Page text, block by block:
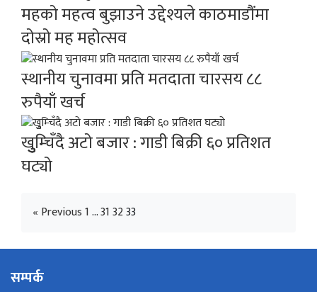
महको महत्व बुझाउने उद्देश्यले काठमाडौंमा
दोस्रो मह महोत्सव
स्थानीय चुनावमा प्रति मतदाता चारसय ८८
रुपैयाँ खर्च
खुुुुम्चिँदै अटो बजार : गाडी बिक्री ६० प्रतिशत
घट्यो
« Previous1…313233
सम्पर्क